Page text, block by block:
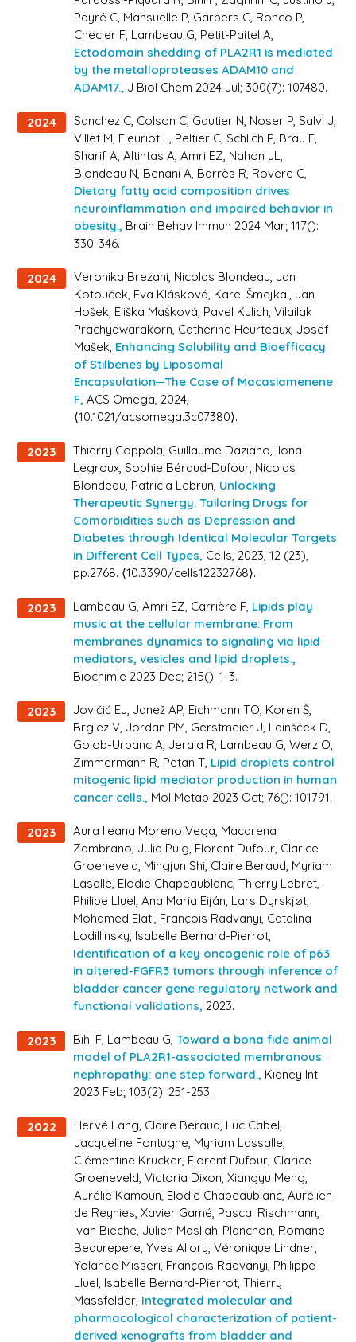
Payré C, Mansuelle P, Garbers C, Ronco P,
Checler F, Lambeau G, Petit-Paitel A,
Ectodomain shedding of PLA2R1 is mediated
by the metalloproteases ADAM10 and
ADAM17., J Biol Chem 2024 Jul; 300(7): 107480.
2024
Sanchez C, Colson C, Gautier N, Noser P, Salvi J,
Villet M, Fleuriot L, Peltier C, Schlich P, Brau F,
Sharif A, Altintas A, Amri EZ, Nahon JL,
Blondeau N, Benani A, Barrès R, Rovère C,
Dietary fatty acid composition drives
neuroinflammation and impaired behavior in
obesity., Brain Behav Immun 2024 Mar; 117():
330-346.
2024
Veronika Brezani, Nicolas Blondeau, Jan
Kotouček, Eva Klásková, Karel Šmejkal, Jan
Hošek, Eliška Mašková, Pavel Kulich, Vilailak
Prachyawarakorn, Catherine Heurteaux, Josef
Mašek, Enhancing Solubility and Bioefficacy
of Stilbenes by Liposomal
Encapsulation─The Case of Macasiamenene
F, ACS Omega , 2024,
⟨10.1021/acsomega.3c07380⟩.
2023
Thierry Coppola, Guillaume Daziano, Ilona
Legroux, Sophie Béraud-Dufour, Nicolas
Blondeau, Patricia Lebrun, Unlocking
Therapeutic Synergy: Tailoring Drugs for
Comorbidities such as Depression and
Diabetes through Identical Molecular Targets
in Different Cell Types, Cells , 2023, 12 (23),
pp.2768. ⟨10.3390/cells12232768⟩.
2023 Lambeau G, Amri EZ, Carrière F, Lipids play
music at the cellular membrane: From
membranes dynamics to signaling via lipid
mediators, vesicles and lipid droplets.,
Biochimie 2023 Dec; 215(): 1-3.
2023
Jovičić EJ, Janež AP, Eichmann TO, Koren Š,
Brglez V, Jordan PM, Gerstmeier J, Lainšček D,
Golob-Urbanc A, Jerala R, Lambeau G, Werz O,
Zimmermann R, Petan T, Lipid droplets control
mitogenic lipid mediator production in human
cancer cells., Mol Metab 2023 Oct; 76(): 101791.
2023
Aura Ileana Moreno Vega, Macarena
Zambrano, Julia Puig, Florent Dufour, Clarice
Groeneveld, Mingjun Shi, Claire Beraud, Myriam
Lasalle, Elodie Chapeaublanc, Thierry Lebret,
Philipe Lluel, Ana Maria Eiján, Lars Dyrskjøt,
Mohamed Elati, François Radvanyi, Catalina
Lodillinsky, Isabelle Bernard-Pierrot,
Identification of a key oncogenic role of p63
in altered-FGFR3 tumors through inference of
bladder cancer gene regulatory network and
functional validations, 2023.
2023 Bihl F, Lambeau G,Toward a bona fide animal
model of PLA2R1-associated membranous
nephropathy: one step forward., Kidney Int
2023 Feb; 103(2): 251-253.
2022
Hervé Lang, Claire Béraud, Luc Cabel,
Jacqueline Fontugne, Myriam Lassalle,
Clémentine Krucker, Florent Dufour, Clarice
Groeneveld, Victoria Dixon, Xiangyu Meng,
Aurélie Kamoun, Elodie Chapeaublanc, Aurélien
de Reynies, Xavier Gamé, Pascal Rischmann,
Ivan Bieche, Julien Masliah-Planchon, Romane
Beaurepere, Yves Allory, Véronique Lindner,
Yolande Misseri, François Radvanyi, Philippe
Lluel, Isabelle Bernard-Pierrot, Thierry
Massfelder, Integrated molecular and
pharmacological characterization of patient-
derived xenografts from bladder and